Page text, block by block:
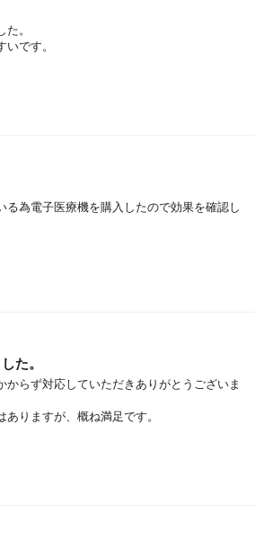
。
です。
る為電子医療機を購入したので効果を確認し
た。
からず対応していただきありがとうございま
りますが、概ね満足です。